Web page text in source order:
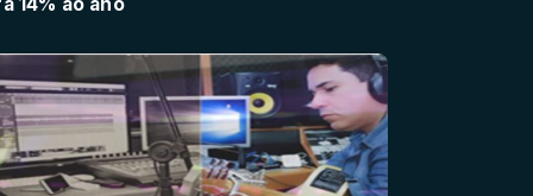
14% ao ano